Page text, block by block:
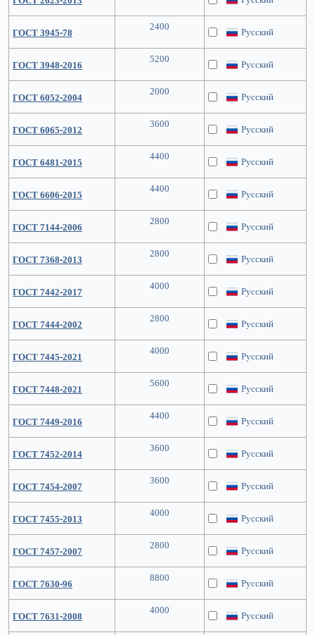
ГОСТ 3945-78 2400 Русский
ГОСТ 3948-2016 5200 Русский
ГОСТ 6052-2004 2000 Русский
ГОСТ 6065-2012 3600 Русский
ГОСТ 6481-2015 4400 Русский
ГОСТ 6606-2015 4400 Русский
ГОСТ 7144-2006 2800 Русский
ГОСТ 7368-2013 2800 Русский
ГОСТ 7442-2017 4000 Русский
ГОСТ 7444-2002 2800 Русский
ГОСТ 7445-2021 4000 Русский
ГОСТ 7448-2021 5600 Русский
ГОСТ 7449-2016 4400 Русский
ГОСТ 7452-2014 3600 Русский
ГОСТ 7454-2007 3600 Русский
ГОСТ 7455-2013 4000 Русский
ГОСТ 7457-2007 2800 Русский
ГОСТ 7630-96 8800 Русский
ГОСТ 7631-2008 4000 Русский